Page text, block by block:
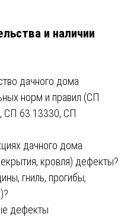
и наличии
дачного дома
норм и правил (СП
СП 63.13330, СП
дачного дома
кровля) дефекты?
гниль, прогибы,
дефекты